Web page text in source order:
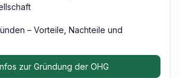
– Vorteile, Nachteile und
zur Gründung der OHG